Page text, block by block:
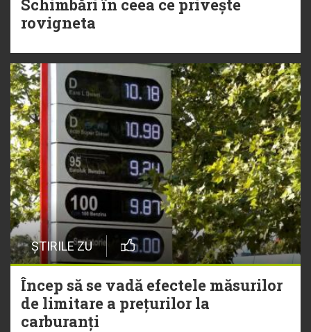
Schimbări în ceea ce privește
rovigneta
ȘTIRILE ZU
Încep să se vadă efectele măsurilor
de limitare a prețurilor la
carburanți